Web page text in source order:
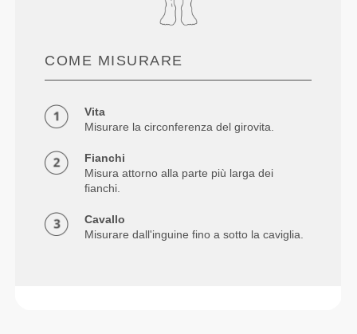
COME MISURARE
Vita
Misurare la circonferenza del girovita.
Fianchi
Misura attorno alla parte più larga dei
fianchi.
Cavallo
Misurare dall'inguine fino a sotto la caviglia.